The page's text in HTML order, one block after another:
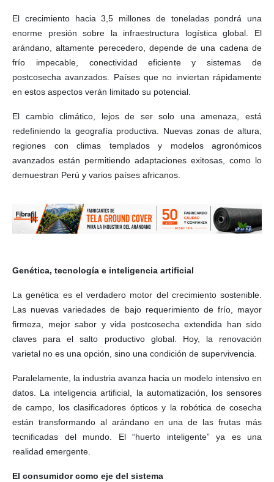
El crecimiento hacia 3,5 millones de toneladas pondrá una
enorme presión sobre la infraestructura logística global. El
arándano, altamente perecedero, depende de una cadena de
frío impecable, conectividad eficiente y sistemas de
postcosecha avanzados. Países que no inviertan rápidamente
en estos aspectos verán limitado su potencial.
El cambio climático, lejos de ser solo una amenaza, está
redefiniendo la geografía productiva. Nuevas zonas de altura,
regiones con climas templados y modelos agronómicos
avanzados están permitiendo adaptaciones exitosas, como lo
demuestran Perú y varios países africanos.
Genética, tecnología e inteligencia artificial
La genética es el verdadero motor del crecimiento sostenible.
Las nuevas variedades de bajo requerimiento de frío, mayor
firmeza, mejor sabor y vida postcosecha extendida han sido
claves para el salto productivo global. Hoy, la renovación
varietal no es una opción, sino una condición de supervivencia.
Paralelamente, la industria avanza hacia un modelo intensivo en
datos. La inteligencia artificial, la automatización, los sensores
de campo, los clasificadores ópticos y la robótica de cosecha
están transformando al arándano en una de las frutas más
tecnificadas del mundo. El “huerto inteligente” ya es una
realidad emergente.
El consumidor como eje del sistema